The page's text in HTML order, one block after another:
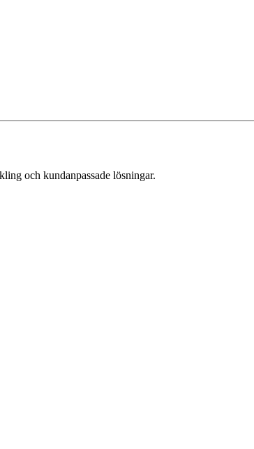
och kundanpassade lösningar.